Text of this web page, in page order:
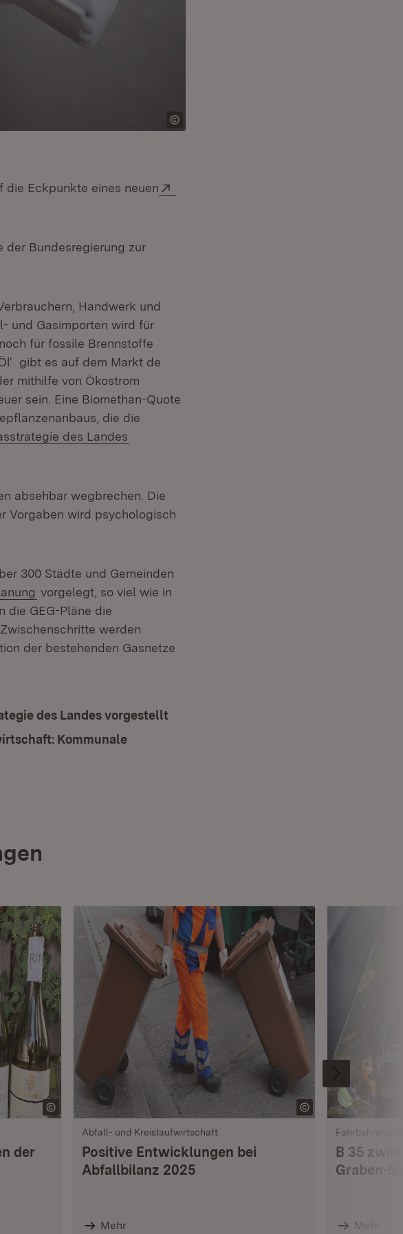
die Eckpunkte eines neuen
der Bundesregierung zur
Handwerk und
und Gasimporten wird für
für fossile Brennstoffe
gibt es auf dem Markt de
mithilfe von Ökostrom
sein. Eine Biomethan-Quote
die die
des Landes
absehbar wegbrechen. Die
Vorgaben wird psychologisch
300 Städte und Gemeinden
(Öffnet in neuem Fenster)
vorgelegt, so viel wie in
die GEG-Pläne die
werden
der bestehenden Gasnetze
des Landes vorgestellt
Kommunale
der
Abfall- und Kreislaufwirtschaft
Positive Entwicklungen bei
Abfallbilanz 2025
Mehr
B 35
Graben-
Mehr